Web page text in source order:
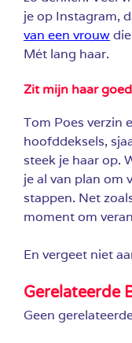
je op Instagram,
van een vrouw
Mét lang haar.
Zit mijn haar
Tom Poes verzin
hoofddeksels,
steek je haar op.
je al van plan om
stappen. Net
moment om
En vergeet niet
Gerelateerde
Geen